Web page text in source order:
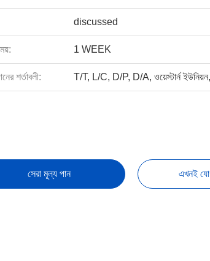
discussed
1 WEEK
শর্তাবলী: T/T, L/C, D/P, D/A, ওয়েস্টার্ন ইউনিয়ন,
সেরা মূল্য পান এখনই